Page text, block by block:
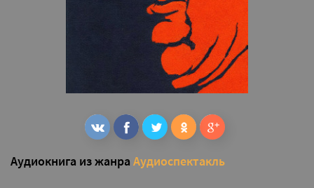
Аудиокнига из жанра Аудиоспектакль